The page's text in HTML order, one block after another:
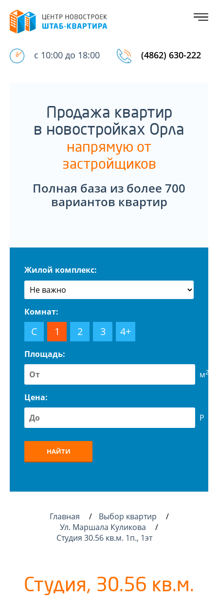
с 10:00 до 18:00 (4862) 630-222
Продажа квартир
в новостройках Орла
напрямую от
застройщиков
Полная база из более 700
вариантов квартир
Жилой комплекс:
Комнат:
С 1 2 3 4+
Площадь:
м2
Цена:
Р
НАЙТИ
Главная
Выбор квартир
Ул. Маршала Куликова
Студия 30.56 кв.м. 1п., 1эт
Студия, 30.56 кв.м.